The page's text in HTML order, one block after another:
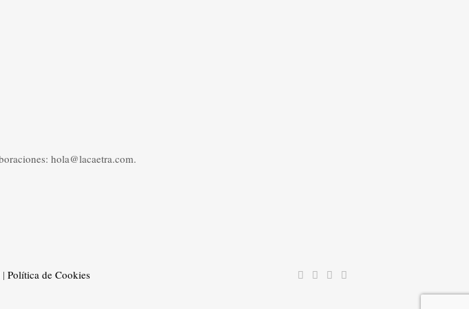
hola@lacaetra.com.
| Política de Cookies